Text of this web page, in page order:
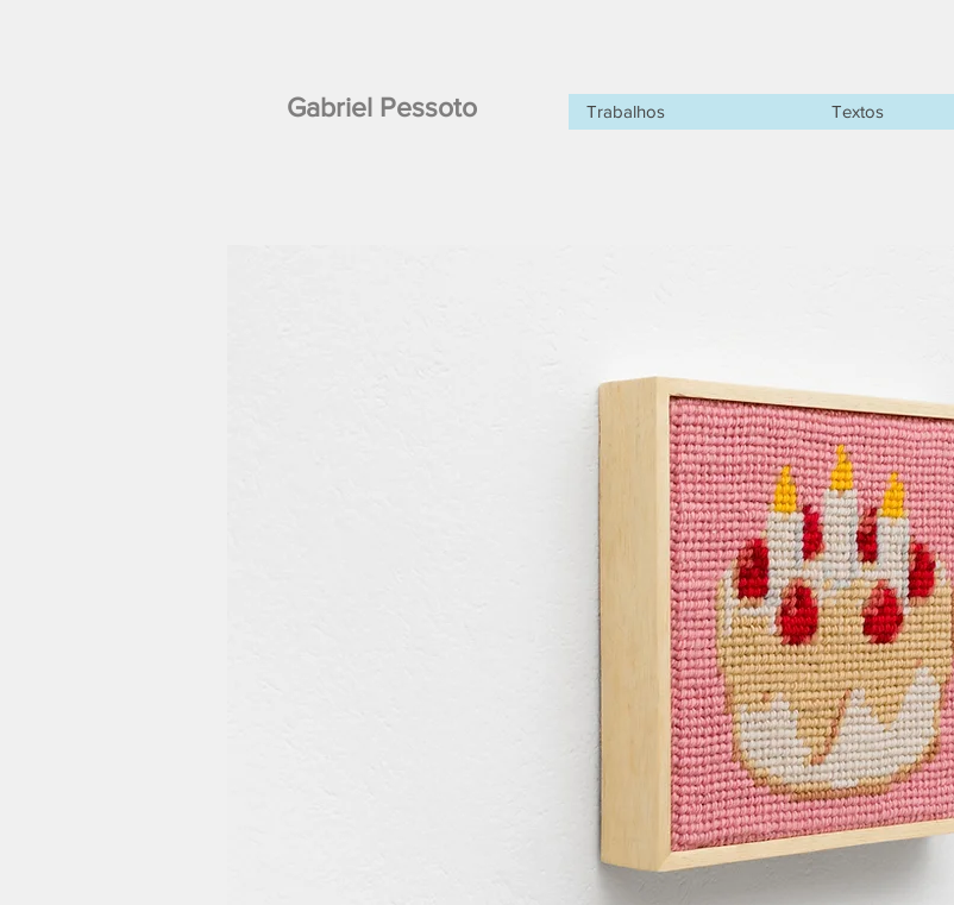
Gabriel Pessoto Trabalhos Textos